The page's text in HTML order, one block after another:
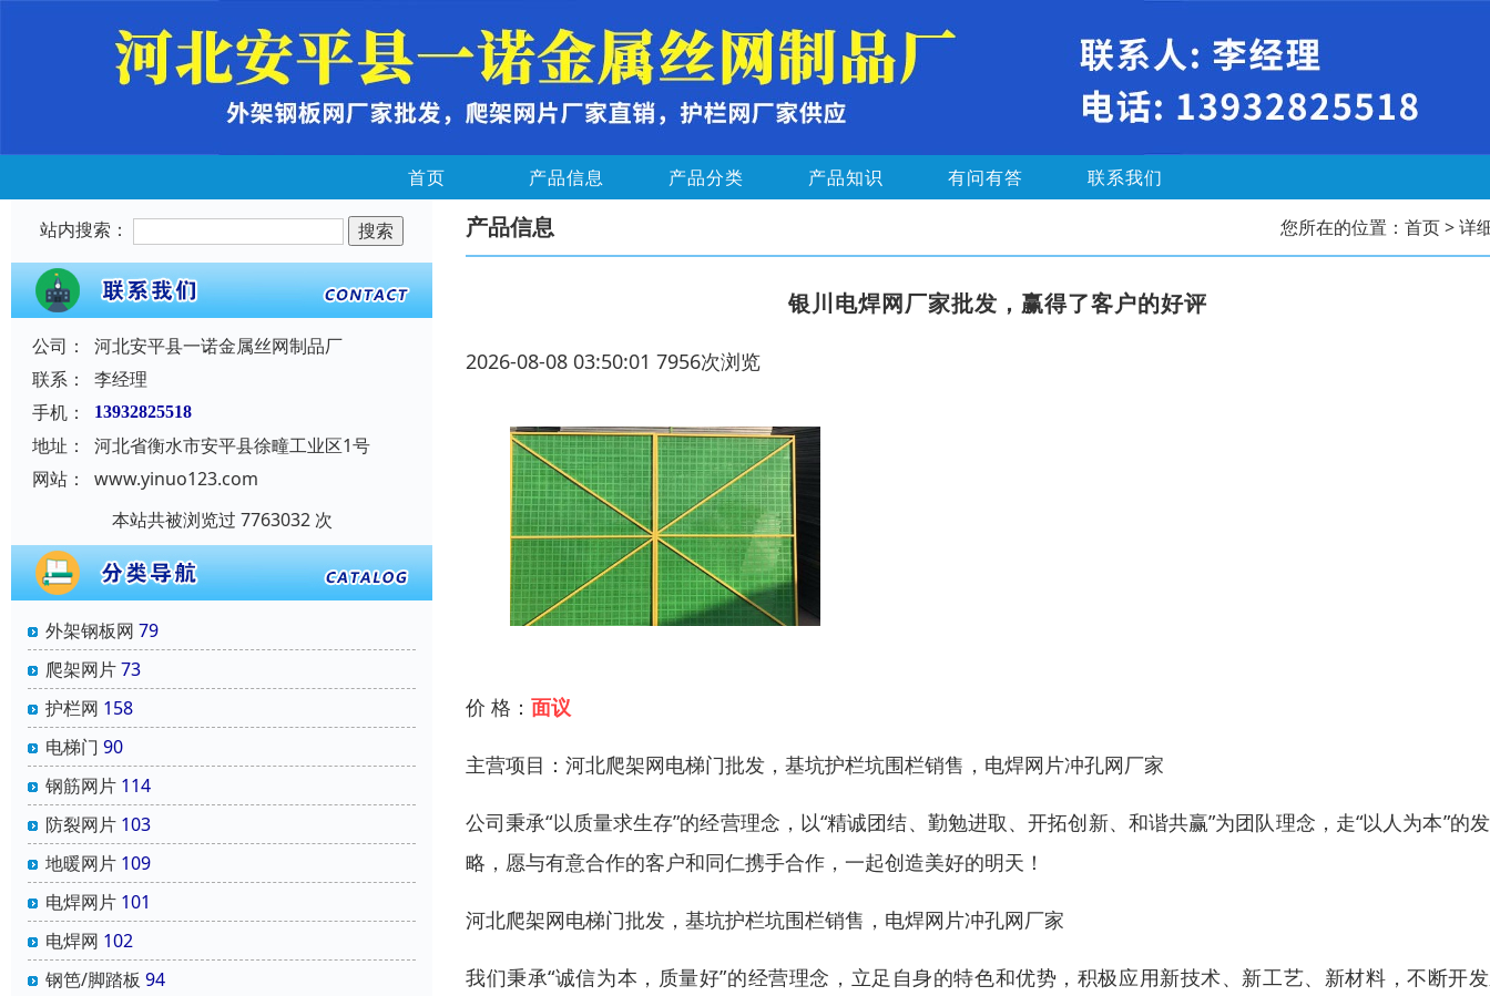
首页 产品信息 产品分类 产品知识 有问有答 联系我们
站内搜索：
公司：
河北安平县一诺金属丝网制品厂
联系：
李经理
手机：
13932825518
地址：
河北省衡水市安平县徐疃工业区1号
网站：
www.yinuo123.com
本站共被浏览过 7763032 次
外架钢板网 79
爬架网片73
护栏网 158
电梯门 90
钢筋网片 114
防裂网片 103
地暖网片 109
电焊网片 101
电焊网 102
钢笆/脚踏板 94
产品信息 您所在的位置： 首页> 详
银川电焊网厂家批发，赢得了客户的好评
2026-08-08 03:50:01 7956次浏览
价 格： 面议
主营项目：河北爬架网电梯门批发，基坑护栏坑围栏销售，电焊网片冲孔网厂家
公司秉承“以质量求生存”的经营理念，以“精诚团结、勤勉进取、开拓创新、和谐共赢”为团队理念，走“以人为本”的
略，愿与有意合作的客户和同仁携手合作，一起创造美好的明天！
河北爬架网电梯门批发，基坑护栏坑围栏销售，电焊网片冲孔网厂家
我们秉承“诚信为本，质量好”的经营理念，立足自身的特色和优势，积极应用新技术、新工艺、新材料，不断开